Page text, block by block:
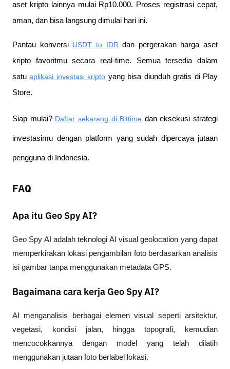
aset kripto lainnya mulai Rp10.000. Proses registrasi cepat,
aman, dan bisa langsung dimulai hari ini.
Pantau konversi USDT to IDR dan pergerakan harga aset
kripto favoritmu secara real-time. Semua tersedia dalam
satu aplikasi investasi kripto yang bisa diunduh gratis di Play
Store.
Siap mulai? Daftar sekarang di Bittime dan eksekusi strategi
investasimu dengan platform yang sudah dipercaya jutaan
pengguna di Indonesia.
FAQ
Apa itu Geo Spy AI?
Geo Spy AI adalah teknologi AI visual geolocation yang dapat
memperkirakan lokasi pengambilan foto berdasarkan analisis
isi gambar tanpa menggunakan metadata GPS.
Bagaimana cara kerja Geo Spy AI?
AI menganalisis berbagai elemen visual seperti arsitektur,
vegetasi, kondisi jalan, hingga topografi, kemudian
mencocokkannya dengan model yang telah dilatih
menggunakan jutaan foto berlabel lokasi.